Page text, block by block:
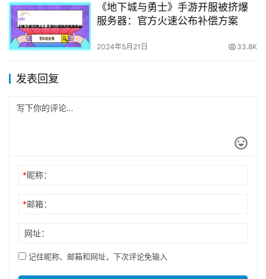
《地下城与勇士》手游开服被挤爆
服务器：官方火速公布补偿方案
2024年5月21日 33.8K
发表回复
*昵称：
*邮箱：
网址：
记住昵称、邮箱和网址，下次评论免输入